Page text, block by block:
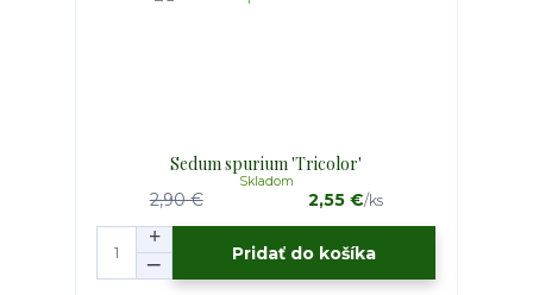
Sedum spurium 'Tricolor'
2,90 € 2,55 €/ks
Skladom
Pridať do košíka